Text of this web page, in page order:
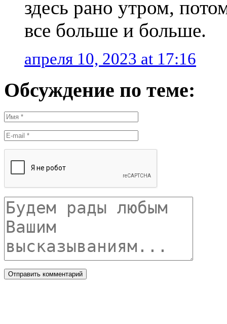
здесь рано утром,
все больше и больше.
апреля 10, 2023 at 17:16
Обсуждение по теме: